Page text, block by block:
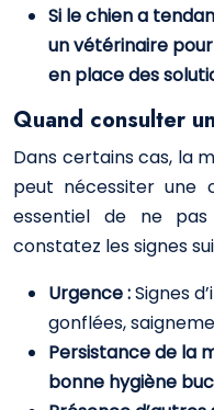
Si le chien a
un vétérinaire
en place des
Quand consulter
Dans certains cas, la
peut nécessiter une
essentiel de ne
constatez les signes
Urgence :Signes
gonflées,
Persistance de la
bonne hygiène